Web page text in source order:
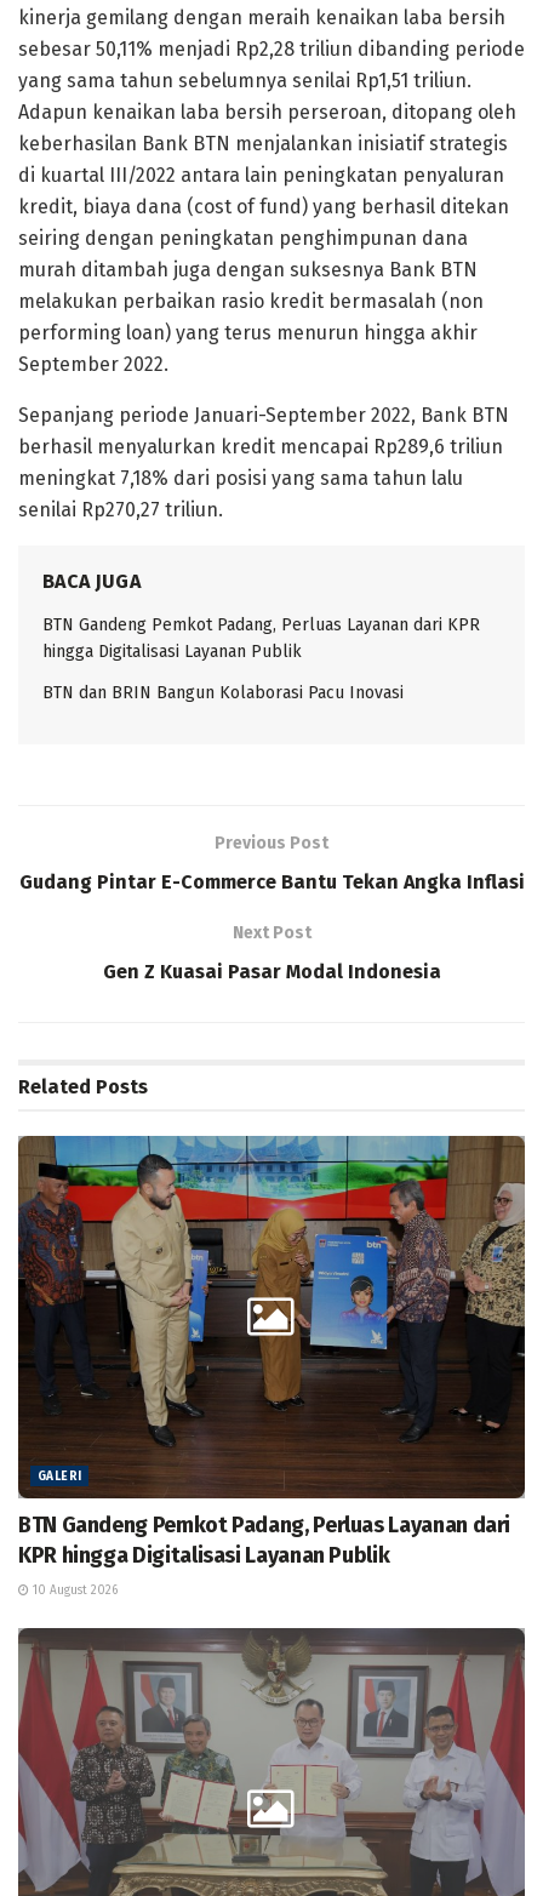
kinerja gemilang dengan meraih kenaikan laba bersih
sebesar 50,11% menjadi Rp2,28 triliun dibanding periode
yang sama tahun sebelumnya senilai Rp1,51 triliun.
Adapun kenaikan laba bersih perseroan, ditopang oleh
keberhasilan Bank BTN menjalankan inisiatif strategis
di kuartal III/2022 antara lain peningkatan penyaluran
kredit, biaya dana (cost of fund) yang berhasil ditekan
seiring dengan peningkatan penghimpunan dana
murah ditambah juga dengan suksesnya Bank BTN
melakukan perbaikan rasio kredit bermasalah (non
performing loan) yang terus menurun hingga akhir
September 2022.
Sepanjang periode Januari-September 2022, Bank BTN
berhasil menyalurkan kredit mencapai Rp289,6 triliun
meningkat 7,18% dari posisi yang sama tahun lalu
senilai Rp270,27 triliun.
BACA JUGA
BTN Gandeng Pemkot Padang, Perluas Layanan dari KPR
hingga Digitalisasi Layanan Publik
BTN dan BRIN Bangun Kolaborasi Pacu Inovasi
Previous Post
Gudang Pintar E-Commerce Bantu Tekan Angka Inflasi
Next Post
Gen Z Kuasai Pasar Modal Indonesia
Related Posts
GALERI
BTN Gandeng Pemkot Padang, Perluas Layanan dari
KPR hingga Digitalisasi Layanan Publik
10 August 2026